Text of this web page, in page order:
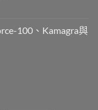
100、Kamagra與